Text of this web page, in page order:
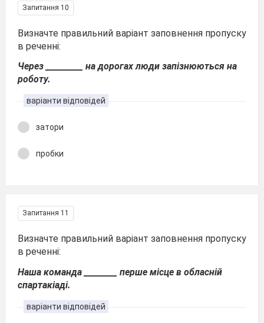
Запитання 10
Визначте правильний варіант заповнення пропуску
в реченні:
Через _________ на дорогах люди запізнюються на
роботу.
варіанти відповідей
затори
пробки
Запитання 11
Визначте правильний варіант заповнення пропуску
в реченні:
Наша команда ________ перше місце в обласній
спартакіаді.
варіанти відповідей